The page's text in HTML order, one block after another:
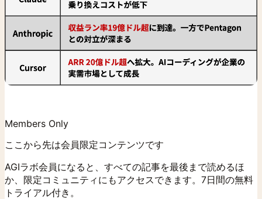
Members Only
ここから先は会員限定コンテンツです
AGIラボ会員になると、すべての記事を最後まで読めるほ
か、限定コミュニティにもアクセスできます。7日間の無料
トライアル付き。